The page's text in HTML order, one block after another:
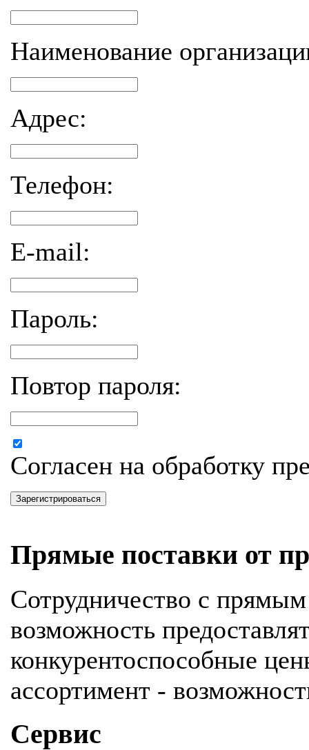
Наименование
Адрес:
Телефон:
E-mail:
Пароль:
Повтор пароля:
Согласен на обработку
Зарегистрироваться
Прямые поставки от
Сотрудничество с
возможность
конкурентоспособные
ассортимент -
Сервис